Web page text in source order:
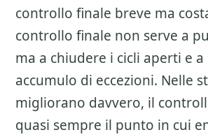
controllo finale breve ma
controllo finale non serve a
ma a chiudere i cicli aperti e
accumulo di eccezioni. Nelle
migliorano davvero, il
quasi sempre il punto in cui